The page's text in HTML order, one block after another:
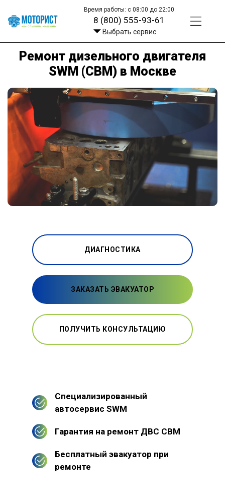
Время работы: с 08:00 до 22:00
8 (800) 555-93-61
Выбрать сервис
Ремонт дизельного двигателя
SWM (СВМ) в Москве
ДИАГНОСТИКА
ЗАКАЗАТЬ ЭВАКУАТОР
ПОЛУЧИТЬ КОНСУЛЬТАЦИЮ
Специализированный
автосервис SWM
Гарантия на ремонт ДВС СВМ
Бесплатный эвакуатор при
ремонте